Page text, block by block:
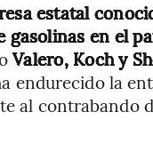
estatal
en el
Valero, Koch y
endurecido la
al contrabando